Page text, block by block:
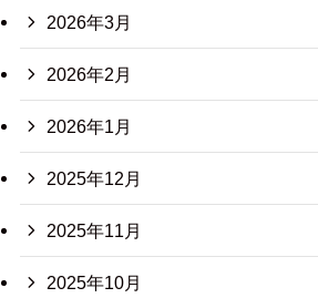
2026年3月
2026年2月
2026年1月
2025年12月
2025年11月
2025年10月